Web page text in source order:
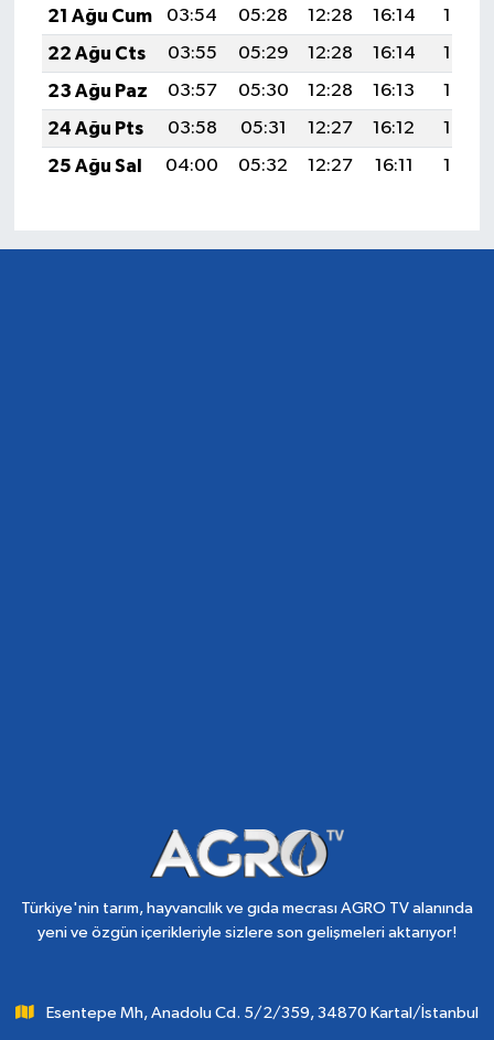
21 Ağu Cum
03:54 05:28 12:28 16:14
19:18
22 Ağu Cts
03:55 05:29 12:28 16:14
19:16
23 Ağu Paz
03:57 05:30 12:28 16:13
19:15
24 Ağu Pts
03:58 05:31 12:27 16:12
19:13
25 Ağu Sal
04:00 05:32 12:27 16:11 19:12
Türkiye'nin tarım, hayvancılık ve gıda mecrası AGRO TV alanında
yeni ve özgün içerikleriyle sizlere son gelişmeleri aktarıyor!
Esentepe Mh, Anadolu Cd. 5/2/359, 34870 Kartal/İstanbul